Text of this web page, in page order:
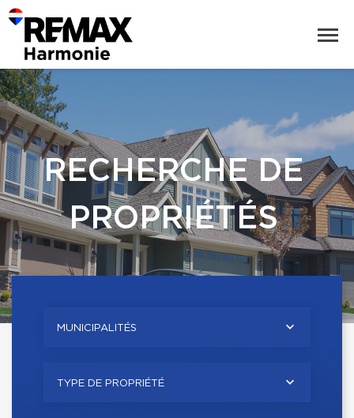
RECHERCHE DE
PROPRIÉTÉS
MUNICIPALITÉS
TYPE DE PROPRIÉTÉ